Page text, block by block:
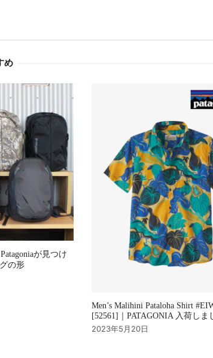
め
が見つけ
の形
Men’s Malihini Pataloha Shirt
[52561]｜PATAGONIA 入荷しま
2023年5月20日